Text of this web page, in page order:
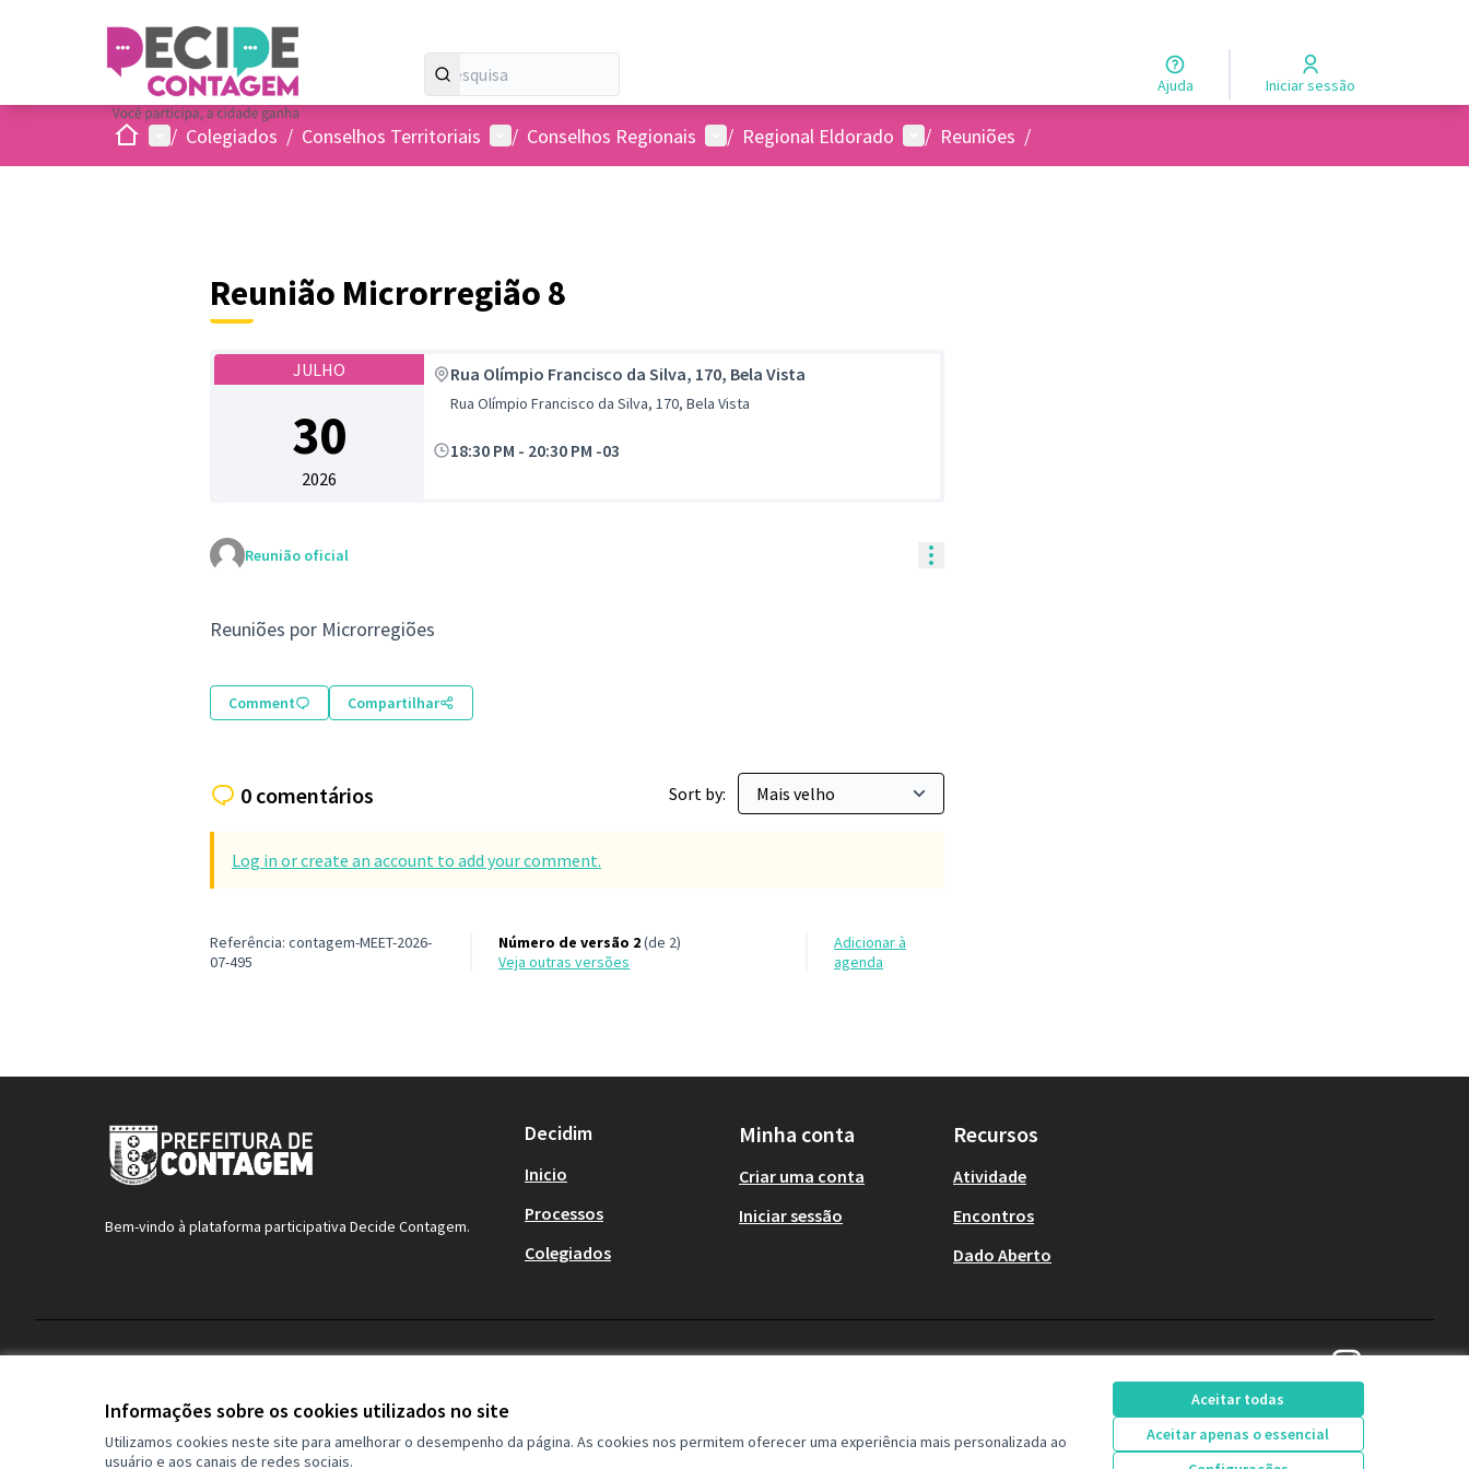
Informações sobre os cookies utilizados no site
Utilizamos cookies neste site para amelhorar o desempenho da página. As cookies nos permitem oferecer uma experiência mais personalizada ao
usuário e aos canais de redes sociais.
Aceitar todas
Aceitar apenas o essencial
Ajuda Iniciar sessão
InicioMenu principal
/ Colegiados / Conselhos Territoriais Menu de usuários
/ Conselhos Regionais Menu de usuários
/ Regional Eldorado Menu de usuários
/ Reuniões /
Reunião Microrregião 8
JULHO
30
2026
Rua Olímpio Francisco da Silva, 170, Bela Vista
Rua Olímpio Francisco da Silva, 170, Bela Vista
18:30 PM - 20:30 PM -03
Reunião oficial Controles de recursos
Reuniões por Microrregiões
Comment Compartilhar
0 comentários Sort by:
Log in or create an account to add your comment.
Referência: contagem-MEET-2026-
07-495
Número de versão 2(de 2)
veja outras versões
Adicionar à
agenda
Bem-vindo à plataforma participativa Decide Contagem.
Decidim
Inicio
Processos
Colegiados
Minha conta
Criar uma conta
Iniciar sessão
Recursos
Atividade
Encontros
Dado Aberto
Decide Contagem
(Link externo)
Licença Creative
(Link externo)